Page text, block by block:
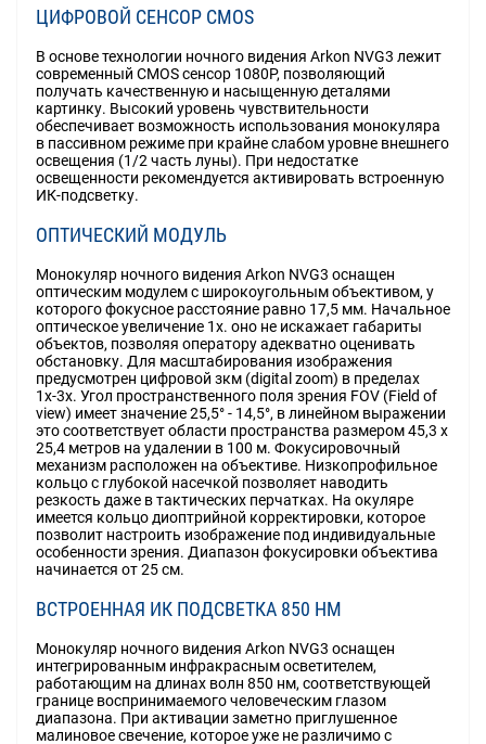
ЦИФРОВОЙ СЕНСОР CMOS
В основе технологии ночного видения Arkon NVG3 лежит
современный CMOS сенсор 1080P, позволяющий
получать качественную и насыщенную деталями
картинку. Высокий уровень чувствительности
обеспечивает возможность использования монокуляра
в пассивном режиме при крайне слабом уровне внешнего
освещения (1/2 часть луны). При недостатке
освещенности рекомендуется активировать встроенную
ИК-подсветку.
ОПТИЧЕСКИЙ МОДУЛЬ
Монокуляр ночного видения Arkon NVG3 оснащен
оптическим модулем с широкоугольным объективом, у
которого фокусное расстояние равно 17,5 мм. Начальное
оптическое увеличение 1х. оно не искажает габариты
объектов, позволяя оператору адекватно оценивать
обстановку. Для масштабирования изображения
предусмотрен цифровой зкм (digital zoom) в пределах
1х-3х. Угол пространственного поля зрения FOV (Field of
view) имеет значение 25,5° - 14,5°, в линейном выражении
это соответствует области пространства размером 45,3 х
25,4 метров на удалении в 100 м. Фокусировочный
механизм расположен на объективе. Низкопрофильное
кольцо с глубокой насечкой позволяет наводить
резкость даже в тактических перчатках. На окуляре
имеется кольцо диоптрийной корректировки, которое
позволит настроить изображение под индивидуальные
особенности зрения. Диапазон фокусировки объектива
начинается от 25 см.
ВСТРОЕННАЯ ИК ПОДСВЕТКА 850 НМ
Монокуляр ночного видения Arkon NVG3 оснащен
интегрированным инфракрасным осветителем,
работающим на длинах волн 850 нм, соответствующей
границе воспринимаемого человеческим глазом
диапазона. При активации заметно приглушенное
малиновое свечение, которое уже не различимо с